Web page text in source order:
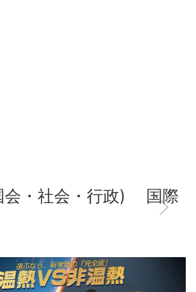
・社会・行政) 国際